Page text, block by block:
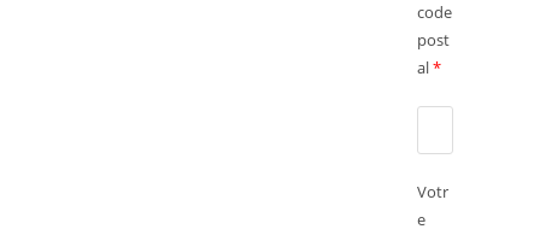
code
post
al*
Votr
e